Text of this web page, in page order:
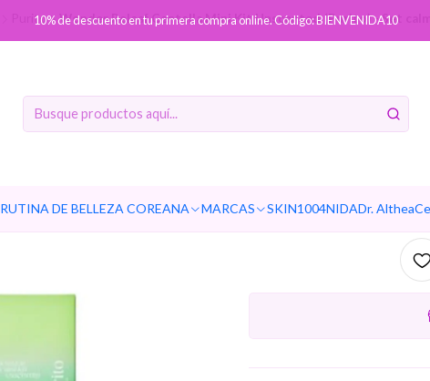
RUTINA DE BELLEZA COREANA MARCAS SKIN1004NIDADr. Althea
10% de descuento en tu primera compra online. Código: BIENVENIDA10
Purito Wonder Releaf Centella Mini Kit Unscented (Purito) - Set
Wonder
Cantidad